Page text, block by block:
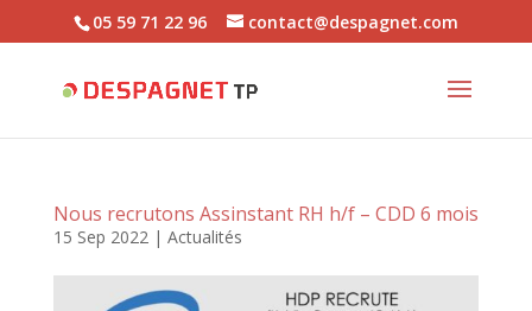
05 59 71 22 96 contact@despagnet.com
Nous recrutons Assinstant RH h/f – CDD 6 mois
15 Sep 2022| Actualités